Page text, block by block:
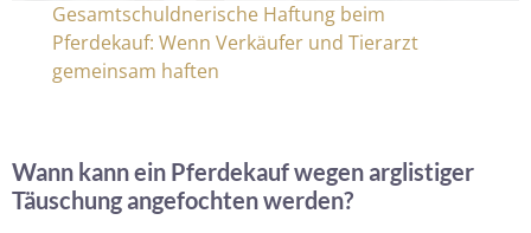
Gesamtschuldnerische Haftung beim
Pferdekauf: Wenn Verkäufer und Tierarzt
gemeinsam haften
Wann kann ein Pferdekauf wegen arglistiger
Täuschung angefochten werden?